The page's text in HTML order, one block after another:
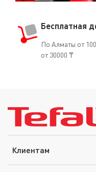
Бесплатная
По Алматы от
от 30000 ₸
Клиентам